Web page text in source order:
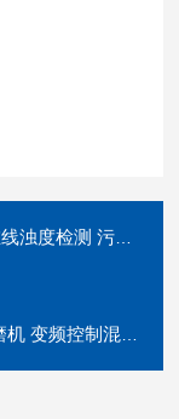
测 污水浊度测定
控制混合研磨仪